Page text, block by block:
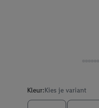
Kleur:Kies je variant